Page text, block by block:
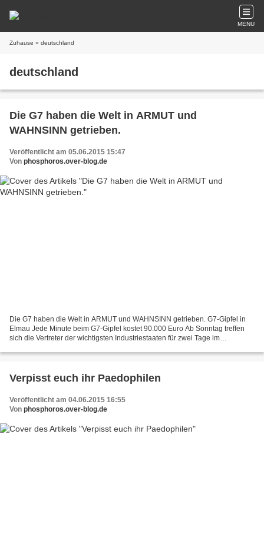
MENU
Zuhause » deutschland
deutschland
Die G7 haben die Welt in ARMUT und
WAHNSINN getrieben.
Veröffentlicht am 05.06.2015 15:47
Von phosphoros.over-blog.de
Die G7 haben die Welt in ARMUT und WAHNSINN getrieben. G7-Gipfel in
Elmau Jede Minute beim G7-Gipfel kostet 90.000 Euro Ab Sonntag treffen
sich die Vertreter der wichtigsten Industriestaaten für zwei Tage im
Verpisst euch ihr Paedophilen
Veröffentlicht am 04.06.2015 16:55
Von phosphoros.over-blog.de